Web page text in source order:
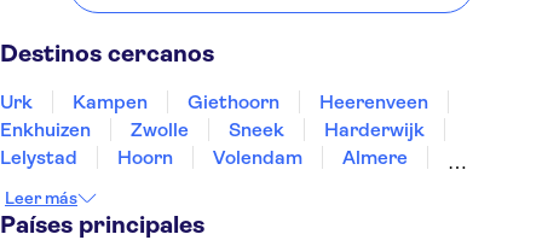
Destinos cercanos
Urk Kampen Giethoorn
Heerenveen
Enkhuizen
Zwolle Sneek
Harderwijk
Lelystad
Hoorn Volendam
Almere
Leer más
Países principales